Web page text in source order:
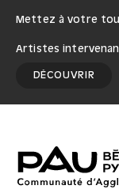
Mettez à votre
Artistes
DÉCOUVRIR